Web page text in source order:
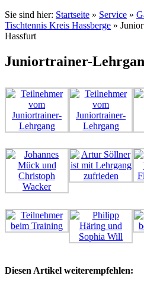
Sie sind hier: Startseite » Service »
Tischtennis Kreis Hassberge »
Hassfurt
Juniortrainer-
Diesen Artikel weiterempfehlen: